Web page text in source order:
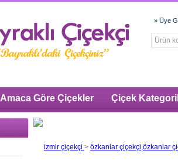
Amaca Göre Çiçekler Çiçek
» Üye
izmir çiçekçi > özkanlar çiçekçi,özkanlar